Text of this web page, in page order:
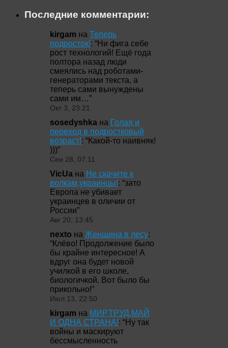
Последние комментарии:
kirgam на Теперь
подросток!: “Ни фига себе
рост технологий! Ещё года
полтора назад люди
смеялись над роботами-
генераторами текста, а
теперь сами вынуждены
сами им…”
Окт 3, 23:21
sosedyshka на Голая и
переход в подростковый
возраст!: “Какой-то наивняк!
)))”
Сен 28, 07:11
VicUa на Не скачите к
волкам,украинцы!: “зато
Европа не убивает
украинцев в оличии от
России”
Авг 20, 13:45
nexto на Женщина в лесу:
“Клёво! Продолжение было
бы крайне интересное! А
вдруг она будет новой
училкой в его школе,
биологичкой. Вот было бы
прикольно!”
Июл 13, 22:50
kirgam на МИР,ТРУД,МАЙ
И ОДНА СТРАНА!: “Ну так
войны и маскируют
бессмысленность